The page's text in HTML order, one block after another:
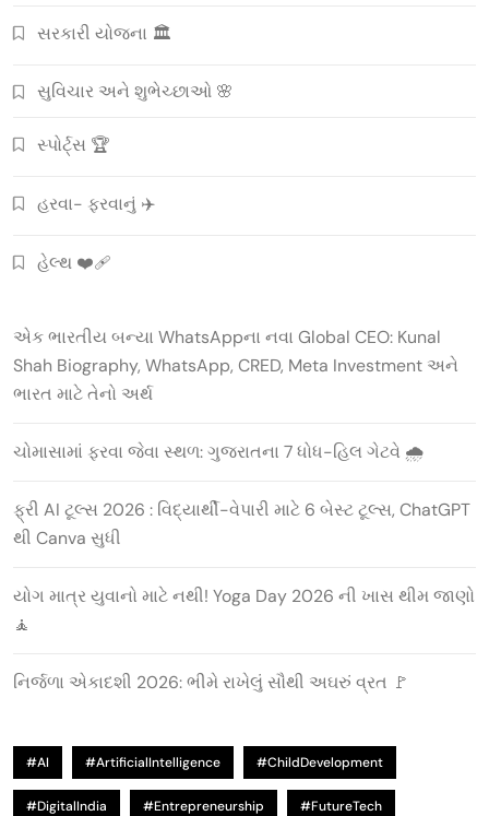
સરકારી યોજના 🏛️
સુવિચાર અને શુભેચ્છાઓ 🌸
સ્પોર્ટ્સ 🏆
હરવા- ફરવાનું ✈️
હેલ્થ ❤️‍🩹
એક ભારતીય બન્યા WhatsAppના નવા Global CEO: Kunal
Shah Biography, WhatsApp, CRED, Meta Investment અને
ભારત માટે તેનો અર્થ
ચોમાસામાં ફરવા જેવા સ્થળ: ગુજરાતના 7 ધોધ-હિલ ગેટવે 🌧️
ફ્રી AI ટૂલ્સ 2026 : વિદ્યાર્થી-વેપારી માટે 6 બેસ્ટ ટૂલ્સ, ChatGPT
થી Canva સુધી
યોગ માત્ર યુવાનો માટે નથી! Yoga Day 2026 ની ખાસ થીમ જાણો
🧘
નિર્જળા એકાદશી 2026: ભીમે રાખેલું સૌથી અઘરું વ્રત 🚩
#AI #ArtificialIntelligence #ChildDevelopment
#DigitalIndia #Entrepreneurship #FutureTech